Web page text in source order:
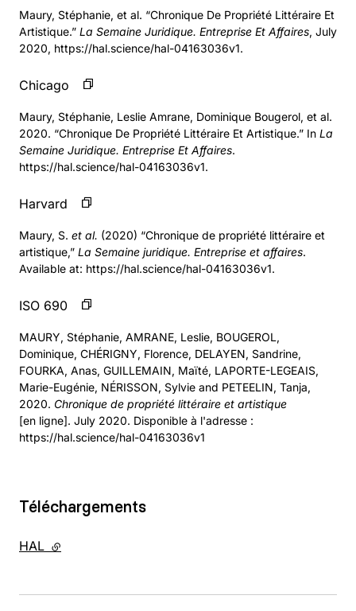
Maury, Stéphanie, et al. “Chronique De Propriété Littéraire Et
Artistique.” La Semaine Juridique. Entreprise Et Affaires, July
2020, https://hal.science/hal-04163036v1.
Chicago
Maury, Stéphanie, Leslie Amrane, Dominique Bougerol, et al.
2020. “Chronique De Propriété Littéraire Et Artistique.” In La
Semaine Juridique. Entreprise Et Affaires.
https://hal.science/hal-04163036v1.
Harvard
Maury, S. et al. (2020) “Chronique de propriété littéraire et
artistique,” La Semaine juridique. Entreprise et affaires.
Available at: https://hal.science/hal-04163036v1.
ISO 690
MAURY, Stéphanie, AMRANE, Leslie, BOUGEROL,
Dominique, CHÉRIGNY, Florence, DELAYEN, Sandrine,
FOURKA, Anas, GUILLEMAIN, Maïté, LAPORTE-LEGEAIS,
Marie-Eugénie, NÉRISSON, Sylvie and PETEELIN, Tanja,
2020. Chronique de propriété littéraire et artistique
[en ligne]. July 2020. Disponible à l'adresse :
https://hal.science/hal-04163036v1
Téléchargements
HAL - lien externe